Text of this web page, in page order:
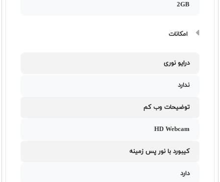
2GB
امکانات
درایو نوری
ندارد
توضیحات وب کم
HD Webcam
کیبورد با نور پس زمینه
دارد